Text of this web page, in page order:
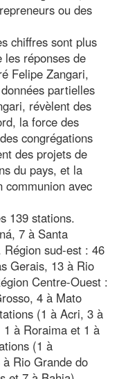
ou des
chiffres sont plus
les réponses de
Felipe Zangari,
partielles
révèlent des
la force des
congrégations
des projets de
du pays, et la
communion avec
139 stations.
7 à Santa
sud-est : 46
Gerais, 13 à Rio
Centre-Ouest :
4 à Mato
(1 à Acri, 3 à
à Roraima et 1 à
(1 à
Rio Grande do